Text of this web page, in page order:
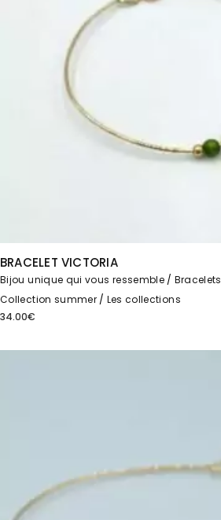
BRACELET VICTORIA
Bijou unique qui vous ressemble Bracelets
Collection summer
Les collections
34.00€